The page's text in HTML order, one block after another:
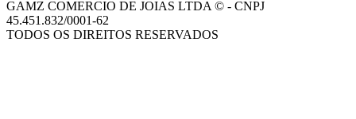
GAMZ COMERCIO DE JOIAS LTDA © - CNPJ
45.451.832/0001-62
TODOS OS DIREITOS RESERVADOS